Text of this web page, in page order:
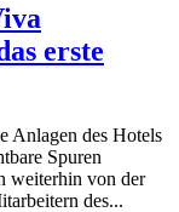
erste
Anlagen des Hotels
Spuren
weiterhin von der
des...